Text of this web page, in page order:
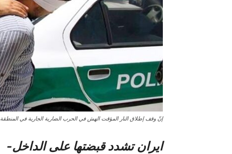
إنّ وقف إطلاق النار المؤقت الهش في الحرب الضارية الجارية في المنطقة
ايران تشدد قبضتها على الداخل-